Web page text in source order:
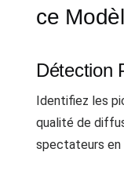
ce
Détection
Identifiez les
qualité de
spectateurs en